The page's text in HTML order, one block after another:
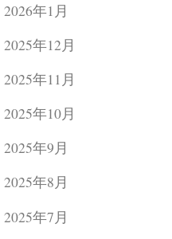
2026年1月
2025年12月
2025年11月
2025年10月
2025年9月
2025年8月
2025年7月